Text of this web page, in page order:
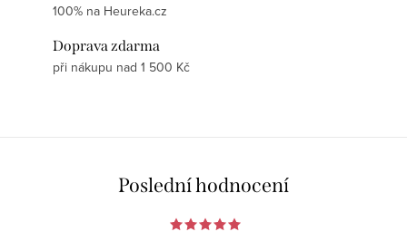
100% na Heureka.cz
Doprava zdarma
při nákupu nad 1 500 Kč
Poslední hodnocení